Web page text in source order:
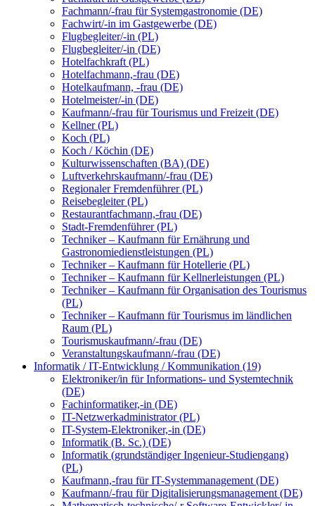
Fachmann/-frau für Systemgastronomie (DE)
Fachwirt/-in im Gastgewerbe (DE)
Flugbegleiter/-in (PL)
Flugbegleiter/-in (DE)
Hotelfachkraft (PL)
Hotelfachmann,-frau (DE)
Hotelkaufmann, -frau (DE)
Hotelmeister/-in (DE)
Kaufmann/-frau für Tourismus und Freizeit (DE)
Kellner (PL)
Koch (PL)
Koch / Köchin (DE)
Kulturwissenschaften (BA) (DE)
Luftverkehrskaufmann/-frau (DE)
Regionaler Fremdenführer (PL)
Reisebegleiter (PL)
Restaurantfachmann,-frau (DE)
Stadt-Fremdenführer (PL)
Techniker – Kaufmann für Ernährung und
Gastronomiedienstleistungen (PL)
Techniker – Kaufmann für Hotellerie (PL)
Techniker – Kaufmann für Kellnerleistungen (PL)
Techniker – Kaufmann für Organisation des Tourismus
(PL)
Techniker – Kaufmann für Tourismus im ländlichen
Raum (PL)
Tourismuskaufmann/-frau (DE)
Veranstaltungskaufmann/-frau (DE)
Informatik / IT-Entwicklung / Kommunikation (19)
Elektroniker/in für Informations- und Systemtechnik
(DE)
Fachinformatiker,-in (DE)
IT-Netzwerkadministrator (PL)
IT-System-Elektroniker,-in (DE)
Informatik (B. Sc.) (DE)
Informatik (grundständiger Ingenieur-Studiengang)
(PL)
Kaufmann,-frau für IT-Systemmanagement (DE)
Kaufmann/-frau für Digitalisierungsmanagement (DE)